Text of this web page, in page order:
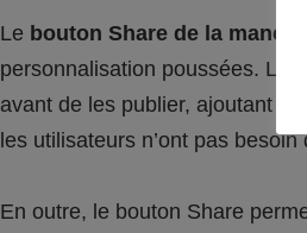
Le bouton Share de la
personnalisation poussées.
avant de les publier, ajoutant
les utilisateurs n’ont pas
En outre, le bouton Share